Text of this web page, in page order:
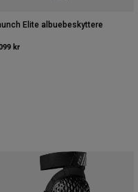
Elite albuebeskyttere
kr